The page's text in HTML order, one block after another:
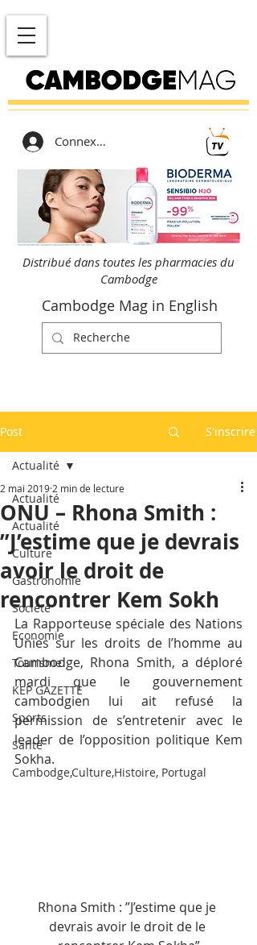
Connexion
Distribué dans toutes les pharmacies du
Cambodge
Cambodge Mag in English
Post S'inscrire
Actualité
Actualité
Culture
Gastronomie
Société
Economie
Tourisme
KEP GAZETTE
Sports
Santé
Cambodge,Culture,Histoire, Portugal
Actualité
ONU – Rhona Smith :
”J’estime que je devrais
avoir le droit de
rencontrer Kem Sokh
2 mai 2019 2 min de lecture
La Rapporteuse spéciale des Nations
Unies sur les droits de l’homme au
Cambodge, Rhona Smith, a déploré
mardi que le gouvernement
cambodgien lui ait refusé la
permission de s’entretenir avec le
leader de l’opposition politique Kem
Sokha.
Rhona Smith : ”J’estime que je
devrais avoir le droit de le